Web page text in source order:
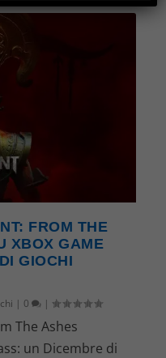
FROM THE
XBOX GAME
GIOCHI
| 0 |
The Ashes
un Dicembre di